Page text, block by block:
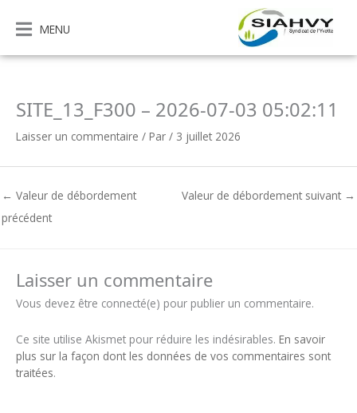
contenu
MENU
SITE_13_F300 – 2026-07-03 05:02:11
Laisser un commentaire / Par / 3 juillet 2026
← Valeur de débordement
précédent
Valeur de débordement suivant →
Laisser un commentaire
Vous devez être connecté(e) pour publier un commentaire.
Ce site utilise Akismet pour réduire les indésirables. En savoir
plus sur la façon dont les données de vos commentaires sont
traitées.